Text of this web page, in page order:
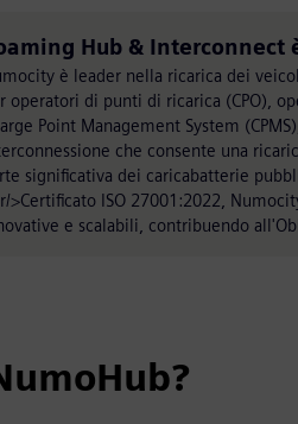
Hub & Interconnect
è leader nella ricarica dei
operatori di punti di ricarica (CPO),
Point Management System
che consente una
significativa dei caricabatterie
>Certificato ISO 27001:2022,
e scalabili, contribuendo